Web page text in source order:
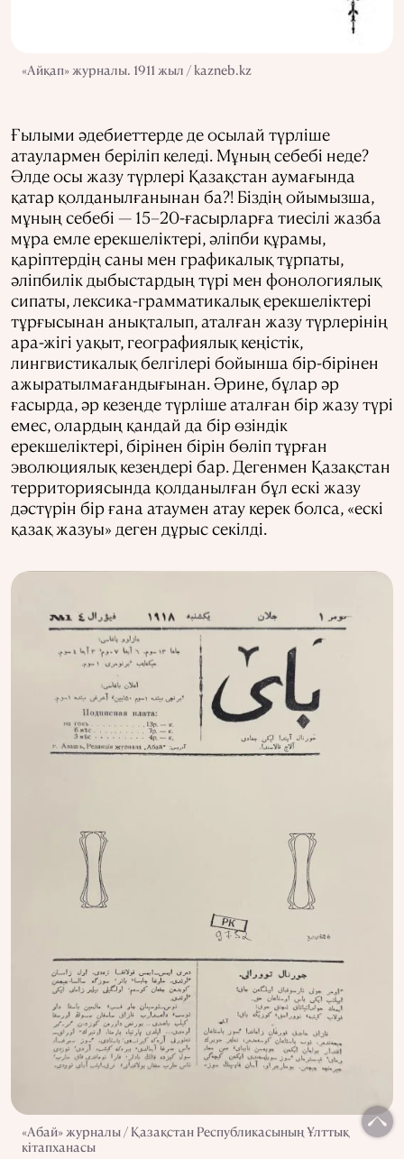
«Айқап» журналы. 1911 жыл / kazneb.kz
Ғылыми әдебиеттерде де осылай түрліше
атаулармен беріліп келеді. Мұның себебі неде?
Әлде осы жазу түрлері Қазақстан аумағында
қатар қолданылғанынан ба?! Біздің ойымызша,
мұның себебі — 15–20-ғасырларға тиесілі жазба
мұра емле ерекшеліктері, әліпби құрамы,
қаріптердің саны мен графикалық тұрпаты,
әліпбилік дыбыстардың түрі мен фонологиялық
сипаты, лексика-грамматикалық ерекшеліктері
тұрғысынан анықталып, аталған жазу түрлерінің
ара-жігі уақыт, географиялық кеңістік,
лингвистикалық белгілері бойынша бір-бірінен
ажыратылмағандығынан. Әрине, бұлар әр
ғасырда, әр кезеңде түрліше аталған бір жазу түрі
емес, олардың қандай да бір өзіндік
ерекшеліктері, бірінен бірін бөліп тұрған
эволюциялық кезеңдері бар. Дегенмен Қазақстан
территориясында қолданылған бұл ескі жазу
дәстүрін бір ғана атаумен атау керек болса, «ескі
қазақ жазуы» деген дұрыс секілді.
«Абай» журналы / Қазақстан Республикасының Ұлттық
кітапханасы